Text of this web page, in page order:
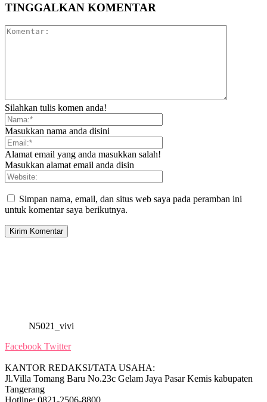
TINGGALKAN KOMENTAR
Silahkan tulis komen anda!
Masukkan nama anda disini
Alamat email yang anda masukkan salah!
Masukkan alamat email anda disin
Simpan nama, email, dan situs web saya pada peramban ini
untuk komentar saya berikutnya.
N5021_vivi
Facebook Twitter
KANTOR REDAKSI/TATA USAHA:
Jl.Villa Tomang Baru No.23c Gelam Jaya Pasar Kemis kabupaten
Tangerang